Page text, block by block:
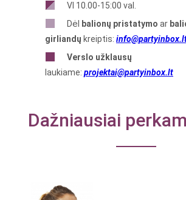
VI 10.00-15:00 val.
Dėl
balionų pristatymo ar
girliandų kreiptis:
Verslo užklausų
laukiame: projektai@partyinbox.lt
Dažniausiai